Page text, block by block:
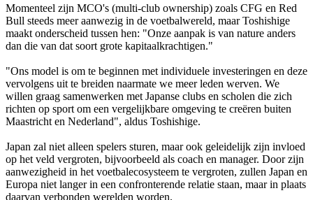
Momenteel zijn MCO's (multi-club ownership) zoals CFG en Red
Bull steeds meer aanwezig in de voetbalwereld, maar Toshishige
maakt onderscheid tussen hen: "Onze aanpak is van nature anders
dan die van dat soort grote kapitaalkrachtigen."
"Ons model is om te beginnen met individuele investeringen en deze
vervolgens uit te breiden naarmate we meer leden werven. We
willen graag samenwerken met Japanse clubs en scholen die zich
richten op sport om een vergelijkbare omgeving te creëren buiten
Maastricht en Nederland", aldus Toshishige.
Japan zal niet alleen spelers sturen, maar ook geleidelijk zijn invloed
op het veld vergroten, bijvoorbeeld als coach en manager. Door zijn
aanwezigheid in het voetbalecosysteem te vergroten, zullen Japan en
Europa niet langer in een confronterende relatie staan, maar in plaats
daarvan verbonden werelden worden.